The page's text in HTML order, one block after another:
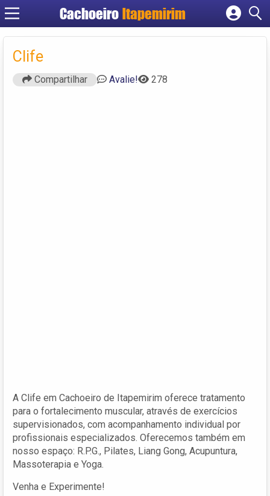
Cachoeiro Itapemirim
Cadastrar empresa
Clife
Compartilhar Avalie! 278
A Clife em Cachoeiro de Itapemirim oferece tratamento
para o fortalecimento muscular, através de exercícios
supervisionados, com acompanhamento individual por
profissionais especializados. Oferecemos também em
nosso espaço: R.P.G., Pilates, Liang Gong, Acupuntura,
Massoterapia e Yoga.
Venha e Experimente!